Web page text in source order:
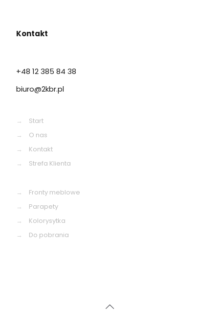
Kontakt
+48 12 385 84 38
biuro@2kbr.pl
→
Start
→
O nas
→
Kontakt
→
Strefa Klienta
→
Fronty meblowe
→
Parapety
→
Kolorysytka
→
Do pobrania